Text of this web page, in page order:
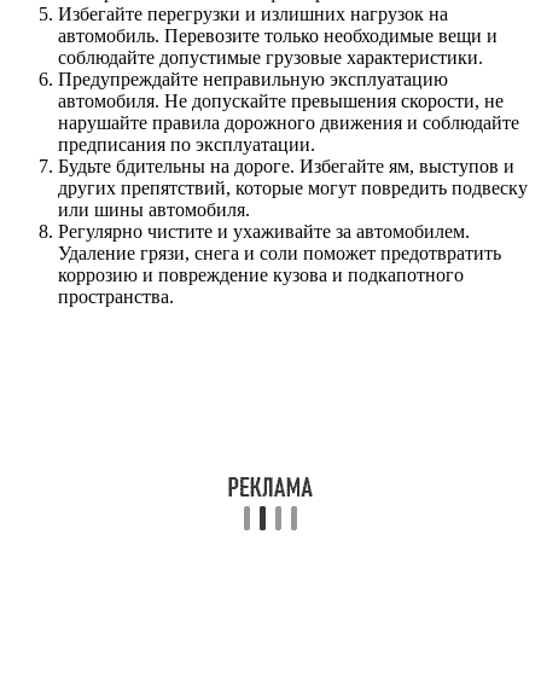
Избегайте перегрузки и излишних нагрузок на
автомобиль. Перевозите только необходимые вещи и
соблюдайте допустимые грузовые характеристики.
Предупреждайте неправильную эксплуатацию
автомобиля. Не допускайте превышения скорости, не
нарушайте правила дорожного движения и соблюдайте
предписания по эксплуатации.
Будьте бдительны на дороге. Избегайте ям, выступов и
других препятствий, которые могут повредить подвеску
или шины автомобиля.
Регулярно чистите и ухаживайте за автомобилем.
Удаление грязи, снега и соли поможет предотвратить
коррозию и повреждение кузова и подкапотного
пространства.